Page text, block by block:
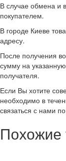
В случае обмена и
покупателем.
В городе Киеве
адресу.
После получения
сумму на
получателя.
Если Вы хотите
необходимо в
связаться с нами
Похожие